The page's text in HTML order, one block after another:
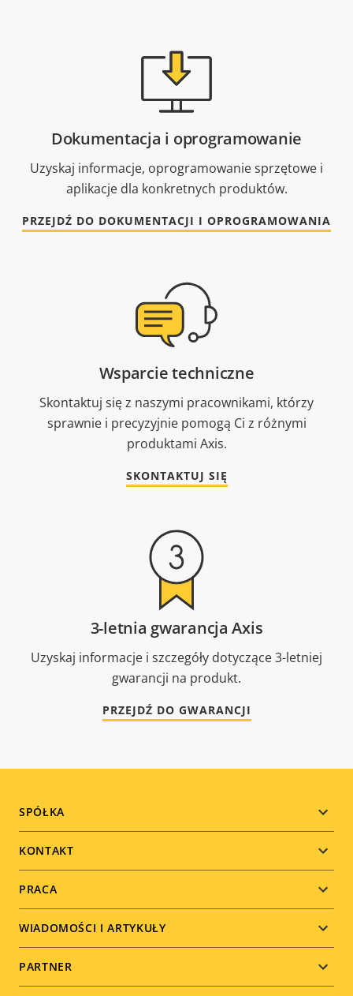
Dokumentacja i oprogramowanie
Uzyskaj informacje, oprogramowanie sprzętowe i
aplikacje dla konkretnych produktów.
PRZEJDŹ DO DOKUMENTACJI I OPROGRAMOWANIA
Wsparcie techniczne
Skontaktuj się z naszymi pracownikami, którzy
sprawnie i precyzyjnie pomogą Ci z różnymi
produktami Axis.
SKONTAKTUJ SIĘ
3-letnia gwarancja Axis
Uzyskaj informacje i szczegóły dotyczące 3-letniej
gwarancji na produkt.
PRZEJDŹ DO GWARANCJI
Footer
menu
SPÓŁKA
KONTAKT
PRACA
WIADOMOŚCI I ARTYKUŁY
PARTNER